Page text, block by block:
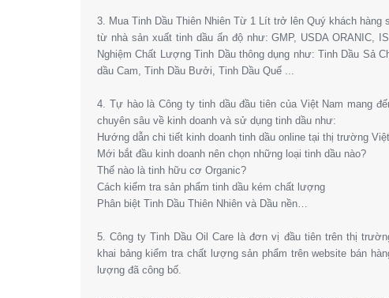
3. Mua Tinh Dầu Thiên Nhiên Từ 1 Lít trở lên Quý khách hàng
từ nhà sản xuất tinh dầu ấn độ như: GMP, USDA ORANIC,
Nghiệm Chất Lượng Tinh Dầu thông dụng như: Tinh Dầu Sả
dầu Cam, Tinh Dầu Bưởi, Tinh Dầu Quế ...
4. Tự hào là Công ty tinh dầu đầu tiên của Việt Nam mang
chuyên sâu về kinh doanh và sử dụng tinh dầu như:
Hướng dẫn chi tiết kinh doanh tinh dầu online tại thị trường Việt
Mới bắt đầu kinh doanh nên chọn những loại tinh dầu nào?
Thế nào là tinh hữu cơ Organic?
Cách kiểm tra sản phẩm tinh dầu kém chất lượng
Phân biệt Tinh Dầu Thiên Nhiên và Dầu nền…
5. Công ty Tinh Dầu Oil Care là đơn vị đầu tiên trên thị
khai bảng kiểm tra chất lượng sản phẩm trên website bán
lượng đã công bố.